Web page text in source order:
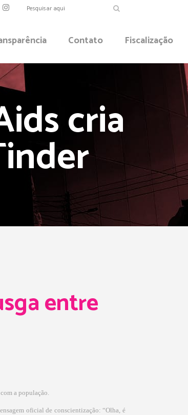
Contato Fiscalização
cria
entre
a população.
oficial de conscientização: “Olha, é